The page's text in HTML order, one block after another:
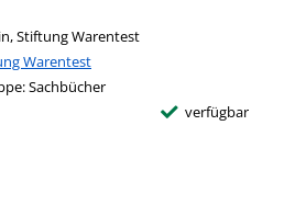
Stiftung Warentest
Warentest
Sachbücher
verfügbar